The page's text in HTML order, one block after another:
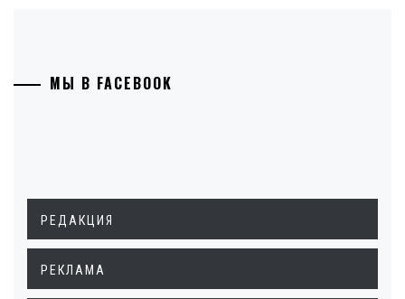
МЫ В FACEBOOK
РЕДАКЦИЯ
РЕКЛАМА